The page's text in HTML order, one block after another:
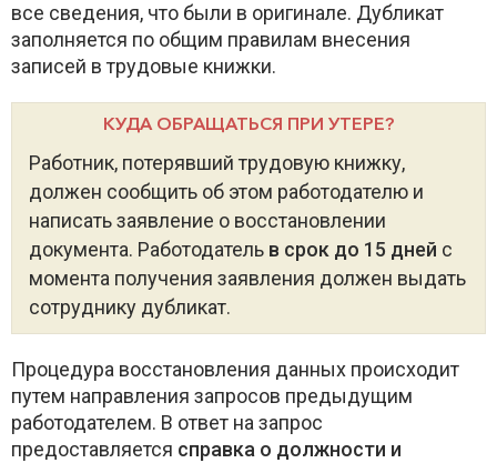
все сведения, что были в оригинале. Дубликат
заполняется по общим правилам внесения
записей в трудовые книжки.
КУДА ОБРАЩАТЬСЯ ПРИ УТЕРЕ?
Работник, потерявший трудовую книжку,
должен сообщить об этом работодателю и
написать заявление о восстановлении
документа. Работодатель в срок до 15 дней с
момента получения заявления должен выдать
сотруднику дубликат.
Процедура восстановления данных происходит
путем направления запросов предыдущим
работодателем. В ответ на запрос
предоставляется справка о должности и